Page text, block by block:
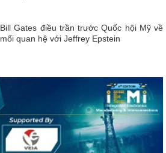
Bill Gates điều trần trước Quốc hội Mỹ về
mối quan hệ với Jeffrey Epstein